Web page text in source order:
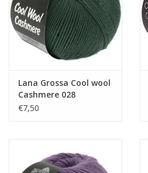
Lana Grossa Cool wool
Cashmere 028
€7,50